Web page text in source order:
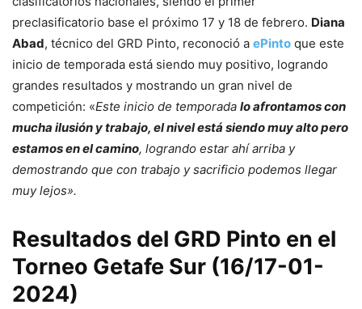
preclasificatorio base el próximo 17 y 18 de febrero. Diana
Abad, técnico del GRD Pinto, reconoció a ePinto que este
inicio de temporada está siendo muy positivo, logrando
grandes resultados y mostrando un gran nivel de
competición: «Este inicio de temporada lo afrontamos con
mucha ilusión y trabajo, el nivel está siendo muy alto pero
estamos en el camino, logrando estar ahí arriba y
demostrando que con trabajo y sacrificio podemos llegar
muy lejos».
Resultados del GRD Pinto en el
Torneo Getafe Sur (16/17-01-
2024)